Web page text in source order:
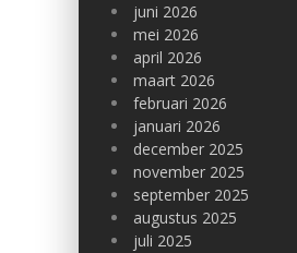
juni 2026
mei 2026
april 2026
maart 2026
februari 2026
januari 2026
december 2025
november 2025
september 2025
augustus 2025
juli 2025